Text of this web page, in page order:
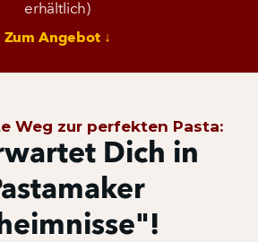
erhältlich)
Zum Angebot ↓
Weg zur perfekten Pasta:
Dich in